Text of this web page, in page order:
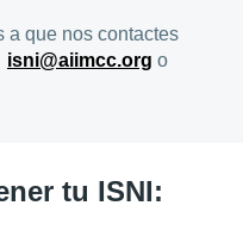
a que nos contactes
isni@aiimcc.org o
tu ISNI: